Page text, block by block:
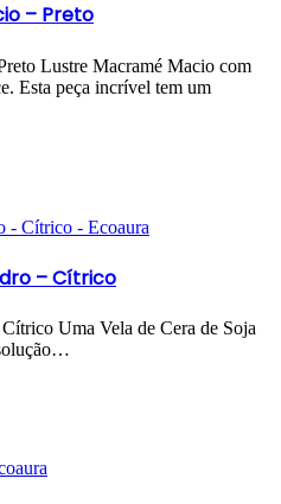
– Preto
Lustre Macramé Macio com
Esta peça incrível tem um
– Cítrico
Uma Vela de Cera de Soja